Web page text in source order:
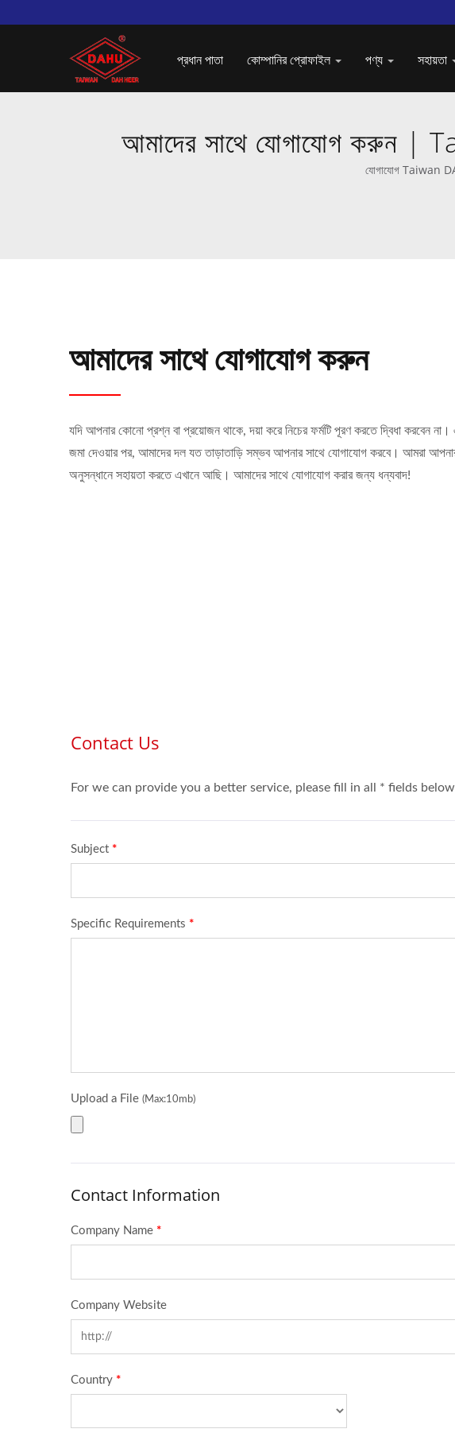
প্রধান পাতা কোম্পানির প্রোফাইল পণ্য সহায়তা
আমাদের সাথে যোগাযোগ করুন |
যোগাযোগ Taiwan
আমাদের সাথে যোগাযোগ করুন
যদি আপনার কোনো প্রশ্ন বা প্রয়োজন থাকে, দয়া করে নিচের ফর্মটি পূরণ করতে দ্বিধা করবেন না।
জমা দেওয়ার পর, আমাদের দল যত তাড়াতাড়ি সম্ভব আপনার সাথে যোগাযোগ করবে। আমরা
অনুসন্ধানে সহায়তা করতে এখানে আছি। আমাদের সাথে যোগাযোগ করার জন্য ধন্যবাদ!